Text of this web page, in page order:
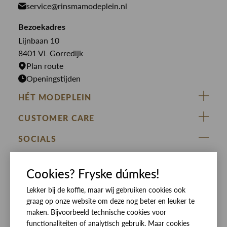
Butcher of Blue
Bekijk alle merken >
Jumpsuits
Jurken
Rokken
T-shirts
service@rinsmamodeplein.nl
Bezoekadres
Lijnbaan 10
8401 VL Gorredijk
Plan route
Openingstijden
HÉT MODEPLEIN
ZIJ VAN RINSMA
DE HEEREN VAN RINSMA
RINSMA.CONCEPTS
Eten en drinken
Openingstijden
Werken bij RINSMA
CUSTOMER CARE
Veelgestelde vragen
Retourneren & Ruilen
Betaalmethoden
Bezorgen
Contact
Reviews
SOCIALS
Cookies? Fryske dúmkes!
Lekker bij de koffie, maar wij gebruiken cookies ook
graag op onze website om deze nog beter en leuker te
maken. Bijvoorbeeld technische cookies voor
functionaliteiten of analytisch gebruik. Maar cookies